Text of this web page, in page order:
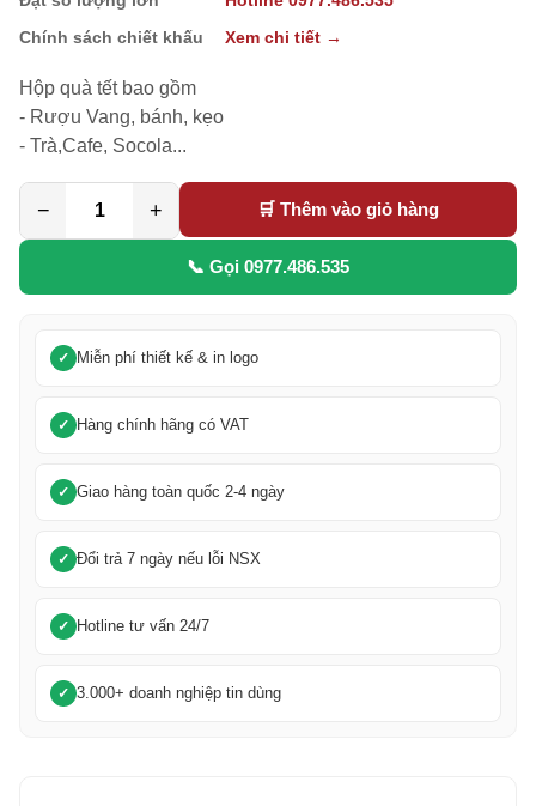
Chính sách chiết khấu
Xem chi tiết →
Hộp quà tết bao gồm
- Rượu Vang, bánh, kẹo
- Trà,Cafe, Socola...
− + 🛒 Thêm vào giỏ hàng
📞 Gọi 0977.486.535
Miễn phí thiết kế & in logo
Hàng chính hãng có VAT
Giao hàng toàn quốc 2-4 ngày
Đổi trả 7 ngày nếu lỗi NSX
Hotline tư vấn 24/7
3.000+ doanh nghiệp tin dùng